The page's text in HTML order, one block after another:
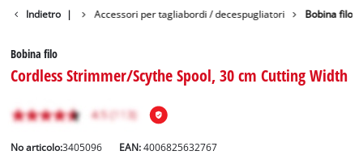
Indietro |
per il giardino Accessori per tagliabordi / decespugliatori Bobina filo
Bobina filo
Cordless Strimmer/Scythe Spool, 30 cm Cutting Width
No articolo:3405096 EAN:4006825632767